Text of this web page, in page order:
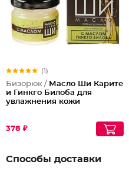
(1)
Бизорюк / Масло Ши Карите
и Гинкго Билоба для
увлажнения кожи
378 ₽
Способы доставки